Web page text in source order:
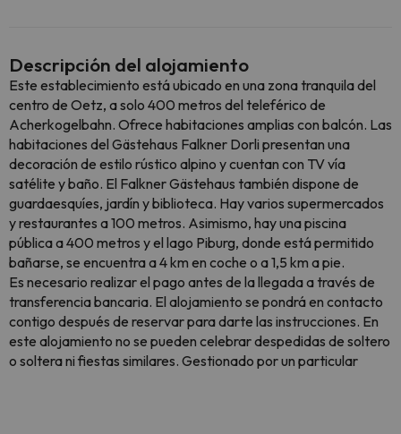
Descripción del alojamiento
Este establecimiento está ubicado en una zona tranquila del
centro de Oetz, a solo 400 metros del teleférico de
Acherkogelbahn. Ofrece habitaciones amplias con balcón. Las
habitaciones del Gästehaus Falkner Dorli presentan una
decoración de estilo rústico alpino y cuentan con TV vía
satélite y baño. El Falkner Gästehaus también dispone de
guardaesquíes, jardín y biblioteca. Hay varios supermercados
y restaurantes a 100 metros. Asimismo, hay una piscina
pública a 400 metros y el lago Piburg, donde está permitido
bañarse, se encuentra a 4 km en coche o a 1,5 km a pie.
Es necesario realizar el pago antes de la llegada a través de
transferencia bancaria. El alojamiento se pondrá en contacto
contigo después de reservar para darte las instrucciones. En
este alojamiento no se pueden celebrar despedidas de soltero
o soltera ni fiestas similares. Gestionado por un particular